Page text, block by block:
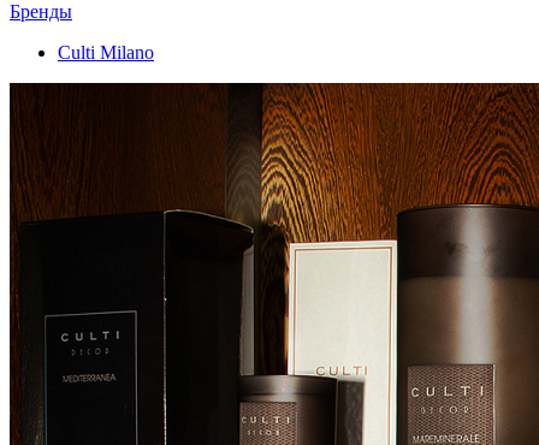
Бренды
Culti Milano